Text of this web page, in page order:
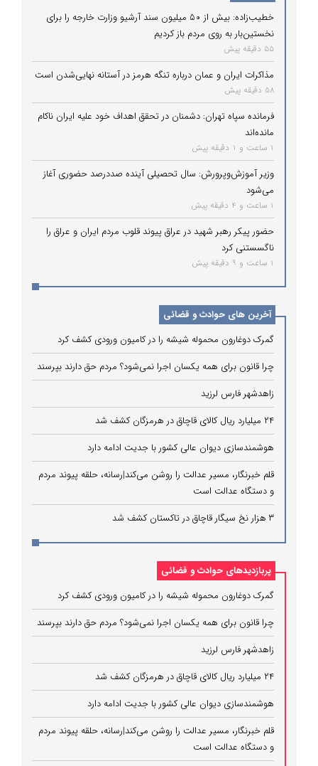
خطیب‌زاده: بیش از ۵۰ میلیون سند آرشیو وزارت خارجه را برای
نخستین‌بار به روی مردم باز کردیم
55 دقیقه پیش
مذاکرات ایران و عمان درباره تنگه هرمز در آستانه نهایی‌شدن است
58 دقیقه پیش
فرمانده سپاه تهران: دشمنان در تحقق اهداف خود علیه ایران ناکام
مانده‌اند
1 ساعت و 1 دقیقه پیش
وزیر آموزش‌وپرورش: سال تحصیلی آینده صددرصد حضوری آغاز
می‌شود
1 ساعت و 4 دقیقه پیش
حضور پیکر رهبر شهید در عراق پیوند قلوب مردم ایران و عراق را
ناگسستنی کرد
1 ساعت و 9 دقیقه پیش
آخرین های حوادث و قضائی
گمرک دوغارون محموله شیشه را در کامیون ورودی کشف کرد
چرا قانون برای همه یکسان اجرا نمی‌شود؟ مردم حق دارند بپرسند
زاهدشهر فارس لرزید
۲۴ میلیارد ریال کالای قاچاق در هرمزگان کشف شد
هوشمندسازی دیوان عالی کشور با جدیت ادامه دارد
قلم خبرنگار، مسیر عدالت را روشن می‌کند|رسانه، حلقه پیوند مردم
و دستگاه عدالت است
۳ هزار نخ سیگار قاچاق در تاکستان کشف شد
پربازدیدهای حوادث و قضائی
گمرک دوغارون محموله شیشه را در کامیون ورودی کشف کرد
چرا قانون برای همه یکسان اجرا نمی‌شود؟ مردم حق دارند بپرسند
زاهدشهر فارس لرزید
۲۴ میلیارد ریال کالای قاچاق در هرمزگان کشف شد
هوشمندسازی دیوان عالی کشور با جدیت ادامه دارد
قلم خبرنگار، مسیر عدالت را روشن می‌کند|رسانه، حلقه پیوند مردم
و دستگاه عدالت است